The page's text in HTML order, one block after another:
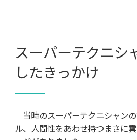
スーパーテクニシ
したきっかけ
当時のスーパーテクニシャン
ル、人間性をあわせ持つまさに